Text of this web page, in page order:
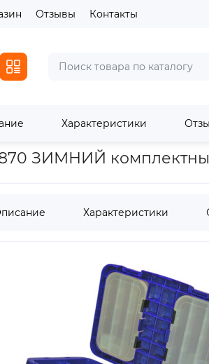
Отзывы Контакты
Характеристики
Ящик AQUATECH 2870
ЗИМНИЙ
Характеристики